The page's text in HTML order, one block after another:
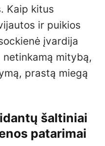
Kaip kitus
ir puikios
įvardija
mitybą,
prastą miegą
šaltiniai
patarimai